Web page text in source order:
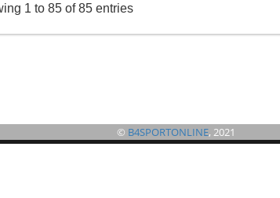
1 to 85 of 85 entries
© B4SPORTONLINE, 2021